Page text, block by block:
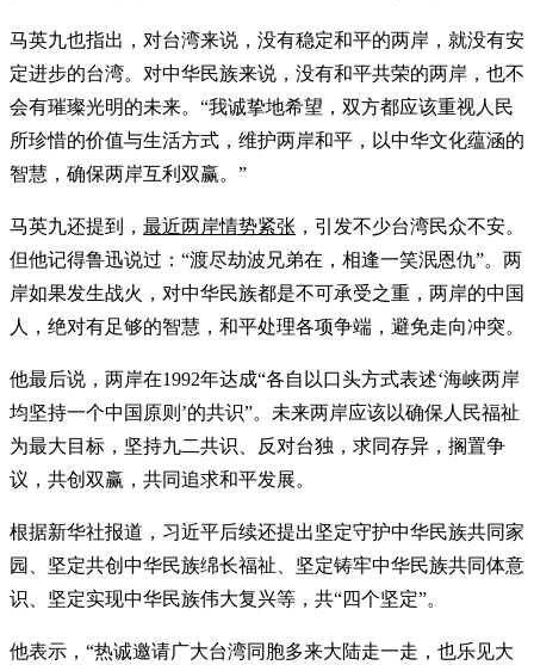
马英九也指出，对台湾来说，没有稳定和平的两岸，就没有安
定进步的台湾。对中华民族来说，没有和平共荣的两岸，也不
会有璀璨光明的未来。“我诚挚地希望，双方都应该重视人民
所珍惜的价值与生活方式，维护两岸和平，以中华文化蕴涵的
智慧，确保两岸互利双赢。”
马英九还提到， 最近两岸情势紧张 ，引发不少台湾民众不安。
但他记得鲁迅说过：“渡尽劫波兄弟在，相逢一笑泯恩仇”。两
岸如果发生战火，对中华民族都是不可承受之重，两岸的中国
人，绝对有足够的智慧，和平处理各项争端，避免走向冲突。
他最后说，两岸在1992年达成“各自以口头方式表述‘海峡两岸
均坚持一个中国原则’的共识”。未来两岸应该以确保人民福祉
为最大目标，坚持九二共识、反对台独，求同存异，搁置争
议，共创双赢，共同追求和平发展。
根据新华社报道，习近平后续还提出坚定守护中华民族共同家
园、坚定共创中华民族绵长福祉、坚定铸牢中华民族共同体意
识、坚定实现中华民族伟大复兴等，共“四个坚定”。
他表示，“热诚邀请广大台湾同胞多来大陆走一走，也乐见大